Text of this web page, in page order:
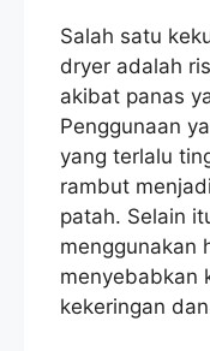
Salah satu
dryer adalah
akibat panas
Penggunaan
yang terlalu
rambut
patah. Selain
menggunakan
menyebabkan
kekeringan